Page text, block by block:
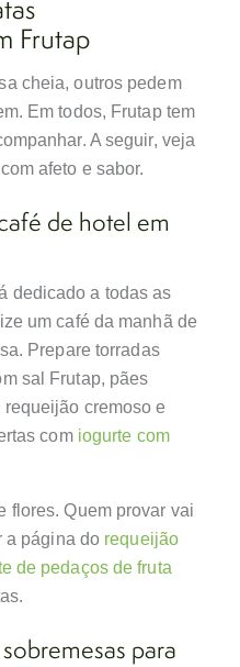
Frutap
cheia, outros pedem
Em todos, Frutap tem
A seguir, veja
afeto e sabor.
de hotel em
dedicado a todas as
um café da manhã de
Prepare torradas
sal Frutap, pães
cremoso e
com iogurte com
flores. Quem provar vai
a página do requeijão
de pedaços de fruta
para